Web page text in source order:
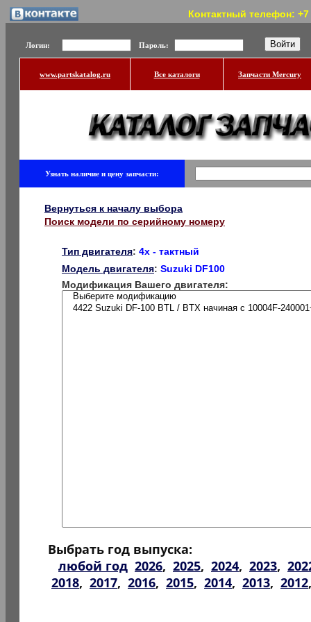
Контактный телефон:
Логин: Пароль:
www.partskatalog.ru Все каталоги Запчасти Mercury
Узнать наличие и цену запчасти:
Вернуться к началу выбора
Поиск модели по серийному номеру
Тип двигателя: 4x - тактный
Модель двигателя: Suzuki DF100
Модификация Вашего двигателя:
Выбрать год выпуска:
любой год 2026, 2025, 2024, 2023,
2018, 2017, 2016, 2015, 2014, 2013, 2012